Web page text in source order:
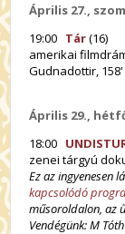
Április 27.,
19:00 Tár(16)
amerikai
Gudnadottir, 158'
Április 29.,
18:00
zenei tárgyú
Ez az ingyenesen
kapcsolódó
műsoroldalon, az
Vendégünk: M